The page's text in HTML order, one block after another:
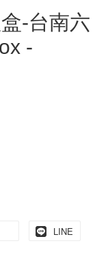
-台南六
-
LINE